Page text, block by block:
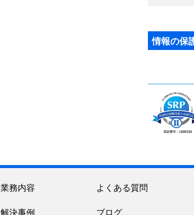
情報の保
業務内容
解決事例
よくある質問
ブログ